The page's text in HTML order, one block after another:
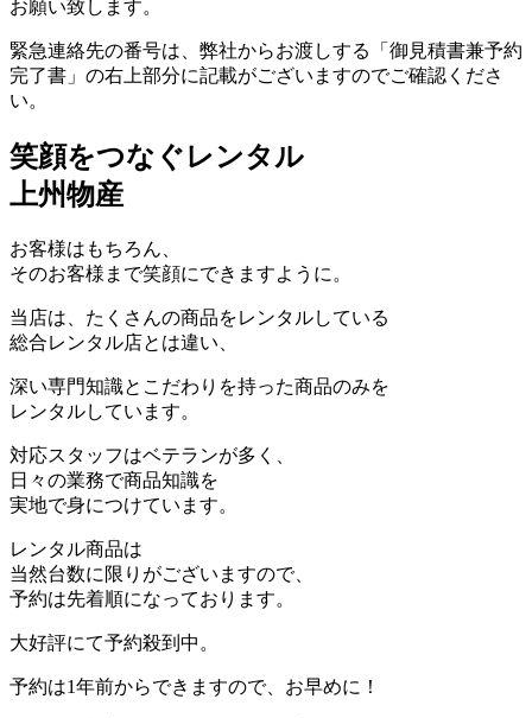
お願い致します。
緊急連絡先の番号は、弊社からお渡しする「御見積書兼予約
完了書」の右上部分に記載がございますのでご確認くださ
い。
笑顔をつなぐレンタル
上州物産
お客様はもちろん、
そのお客様まで笑顔にできますように。
当店は、たくさんの商品をレンタルしている
総合レンタル店とは違い、
深い専門知識とこだわりを持った商品のみを
レンタルしています。
対応スタッフはベテランが多く、
日々の業務で商品知識を
実地で身につけています。
レンタル商品は
当然台数に限りがございますので、
予約は先着順になっております。
大好評にて予約殺到中。
予約は1年前からできますので、お早めに！